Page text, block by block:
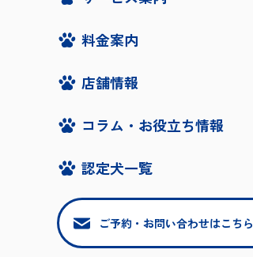
料金案内
店舗情報
コラム・お役立ち情報
認定犬一覧
ご予約・お問い合わせはこちら